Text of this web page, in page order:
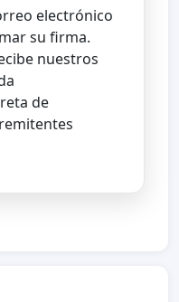
electrónico
su firma.
nuestros
de